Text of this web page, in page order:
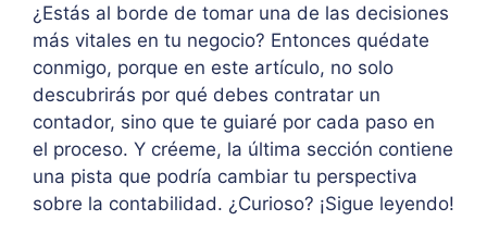
¿Estás al borde de tomar una de las decisiones
más vitales en tu negocio? Entonces quédate
conmigo, porque en este artículo, no solo
descubrirás por qué debes contratar un
contador, sino que te guiaré por cada paso en
el proceso. Y créeme, la última sección contiene
una pista que podría cambiar tu perspectiva
sobre la contabilidad. ¿Curioso? ¡Sigue leyendo!